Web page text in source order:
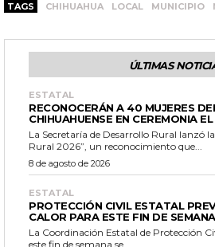
TAGS CHIHUAHUA LOCAL MUNICIPIO
ÚLTIMAS
ESTATAL
RECONOCERÁN A 40 MUJERES
CHIHUAHUENSE EN CEREMONIA
La Secretaría de Desarrollo Rural lanzó
Rural 2026”, un reconocimiento que...
8 de agosto de 2026
ESTATAL
PROTECCIÓN CIVIL ESTATAL
CALOR PARA ESTE FIN DE SEMANA
La Coordinación Estatal de Protección
este fin de semana se...